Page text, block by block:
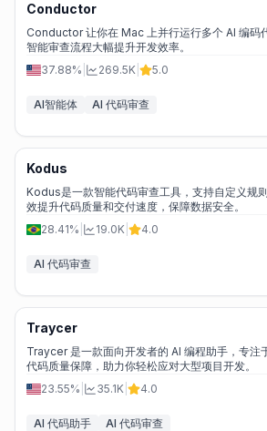
Conductor
Conductor 让你在 Mac 上并行运行多个 AI 编码
智能审查流程大幅提升开发效率。
37.88%
269.5K 5.0
AI智能体 AI 代码审查
Kodus
Kodus是一款智能代码审查工具，支持自定义规
效提升代码质量和交付速度，保障数据安全。
28.41%
19.0K 4.0
AI 代码审查
Traycer
Traycer 是一款面向开发者的 AI 编程助手，专注
代码质量保障，助力你轻松应对大型项目开发。
23.55%
35.1K 4.0
AI 代码助手 AI 代码审查